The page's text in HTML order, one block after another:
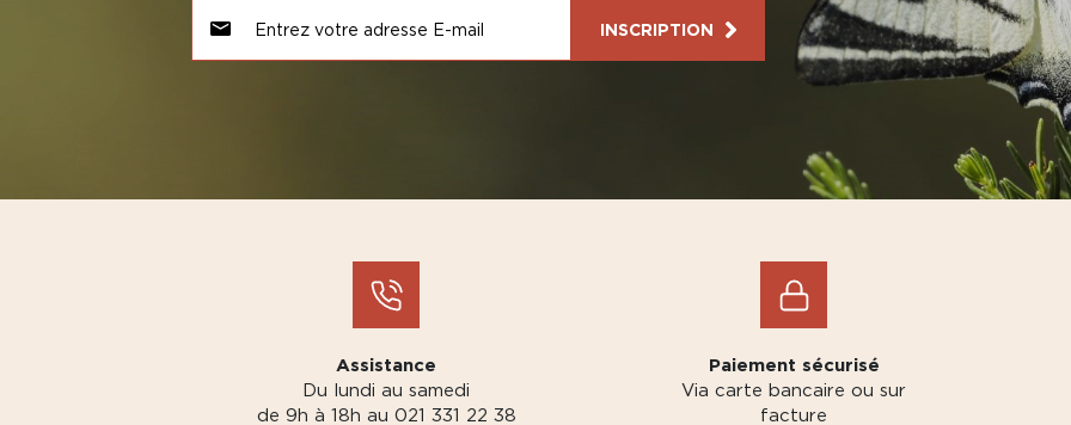
INSCRIPTION
Assistance
Du lundi au samedi
de 9h à 18h au 021 331 22 38
Paiement sécurisé
Via carte bancaire ou sur
facture